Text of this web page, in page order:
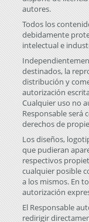
autores.
Todos los
debidamente
intelectual e
destinados, la
distribución y
autorización
Cualquier uso no
Responsable será
derechos de
Los diseños,
que pudieran
respectivos
cualquier posible
a los mismos. En
autorización
El Responsable
redirigir